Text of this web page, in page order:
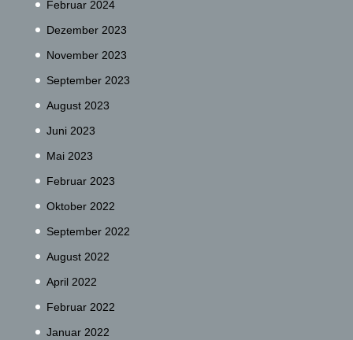
Februar 2024
Dezember 2023
November 2023
September 2023
August 2023
Juni 2023
Mai 2023
Februar 2023
Oktober 2022
September 2022
August 2022
April 2022
Februar 2022
Januar 2022